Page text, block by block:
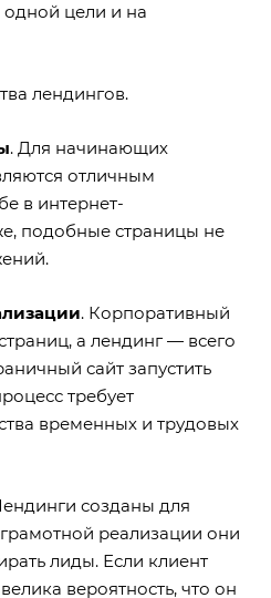
цели и на
лендингов.
. Для начинающих
отличным
в интернет-
подобные страницы не
. Корпоративный
а лендинг — всего
сайт запустить
требует
временных и трудовых
созданы для
реализации они
лиды. Если клиент
вероятность, что он